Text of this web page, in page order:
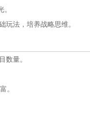
法，培养战略思维。
数量。
。